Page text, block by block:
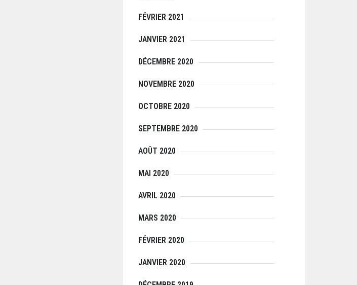
FÉVRIER 2021
JANVIER 2021
DÉCEMBRE 2020
NOVEMBRE 2020
OCTOBRE 2020
SEPTEMBRE 2020
AOÛT 2020
MAI 2020
AVRIL 2020
MARS 2020
FÉVRIER 2020
JANVIER 2020